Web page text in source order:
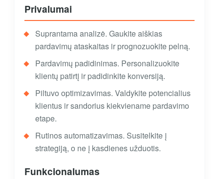
Privalumai
Suprantama analizė. Gaukite aiškias
pardavimų ataskaitas ir prognozuokite pelną.
Pardavimų padidinimas. Personalizuokite
klientų patirtį ir padidinkite konversiją.
Piltuvo optimizavimas. Valdykite potencialius
klientus ir sandorius kiekviename pardavimo
etape.
Rutinos automatizavimas. Susitelkite į
strategiją, o ne į kasdienes užduotis.
Funkcionalumas